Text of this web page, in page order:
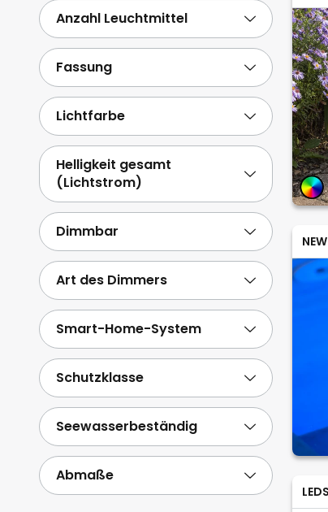
Anzahl Leuchtmittel
Fassung
Lichtfarbe
Helligkeit gesamt
(Lichtstrom)
Dimmbar
Art des Dimmers
Smart-Home-System
Schutzklasse
Seewasserbeständig
Abmaße